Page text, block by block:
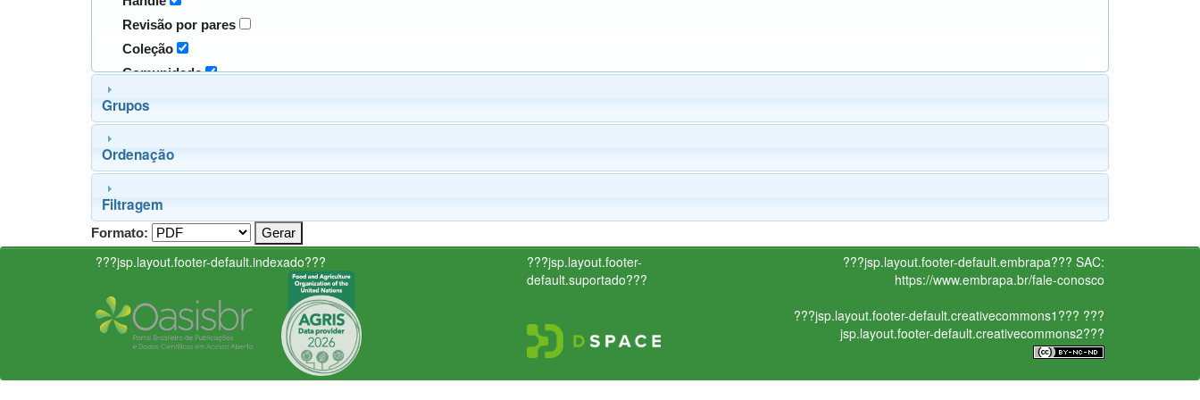
Revisão por pares
Coleção
Comunidade
Grupos
Ordenação
Filtragem
Formato:
???jsp.layout.footer-default.indexado???
???jsp.layout.footer-
default.suportado???
???jsp.layout.footer-default.embrapa??? SAC:
https://www.embrapa.br/fale-conosco
???jsp.layout.footer-default.creativecommons1??? ???
jsp.layout.footer-default.creativecommons2???